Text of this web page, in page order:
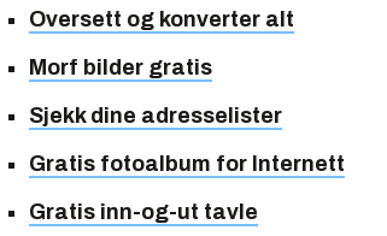
Oversett og konverter alt
Morf bilder gratis
Sjekk dine adresselister
Gratis fotoalbum for Internett
Gratis inn-og-ut tavle